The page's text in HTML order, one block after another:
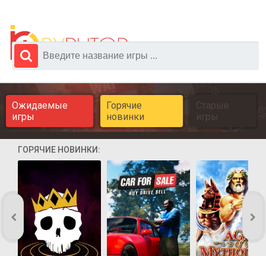
Ожидаемые
игры
Горячие
новинки
Старые
игры
ГОРЯЧИЕ НОВИНКИ: